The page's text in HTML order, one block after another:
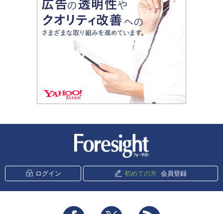
ログイン 初めての方 会員登録
Facebook Twitter